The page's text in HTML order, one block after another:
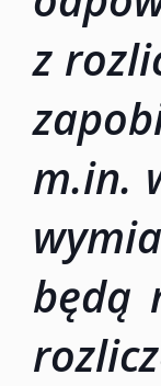
z
m.in.
będą